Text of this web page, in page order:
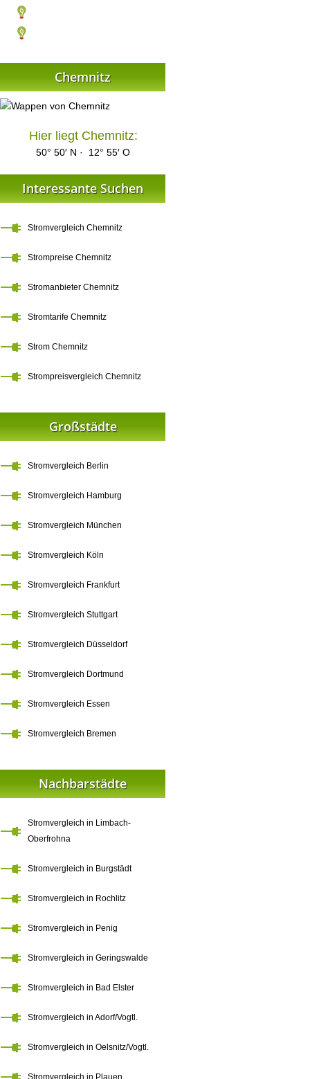
Chemnitz
Hier liegt Chemnitz:
50° 50′ N · 12° 55′ O
Interessante Suchen
Stromvergleich Chemnitz
Strompreise Chemnitz
Stromanbieter Chemnitz
Stromtarife Chemnitz
Strom Chemnitz
Strompreisvergleich Chemnitz
Großstädte
Stromvergleich Berlin
Stromvergleich Hamburg
Stromvergleich München
Stromvergleich Köln
Stromvergleich Frankfurt
Stromvergleich Stuttgart
Stromvergleich Düsseldorf
Stromvergleich Dortmund
Stromvergleich Essen
Stromvergleich Bremen
Nachbarstädte
Stromvergleich in Limbach-
Oberfrohna
Stromvergleich in Burgstädt
Stromvergleich in Rochlitz
Stromvergleich in Penig
Stromvergleich in Geringswalde
Stromvergleich in Bad Elster
Stromvergleich in Adorf/Vogtl.
Stromvergleich in Oelsnitz/Vogtl.
Stromvergleich in Plauen